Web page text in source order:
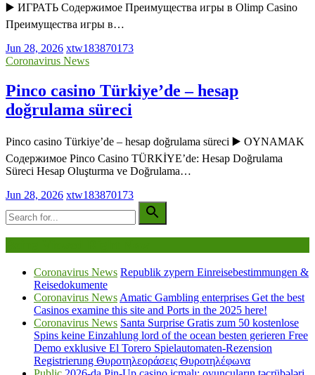
▶️ ИГРАТЬ Содержимое Преимущества игры в Olimp Casino
Преимущества игры в…
Jun 28, 2026 xtw183870173
Coronavirus News
Pinco casino Türkiye’de – hesap
doğrulama süreci
Pinco casino Türkiye’de – hesap doğrulama süreci ▶️ OYNAMAK
Содержимое Pinco Casino TÜRKİYE’de: Hesap Doğrulama
Süreci Hesap Oluşturma ve Doğrulama…
Jun 28, 2026 xtw183870173
Coronavirus News Republik zypern Einreisebestimmungen &
Reisedokumente
Coronavirus News Amatic Gambling enterprises Get the best
Casinos examine this site and Ports in the 2025 here!
Coronavirus News Santa Surprise Gratis zum 50 kostenlose
Spins keine Einzahlung lord of the ocean besten gerieren Free
Demo exklusive El Torero Spielautomaten-Rezension
Registrierung Θυροτηλεοράσεις Θυροτηλέφωνα